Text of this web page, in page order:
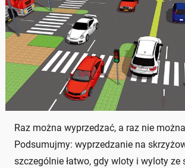
Raz można wyprzedzać, a raz nie
Podsumujmy: wyprzedzanie na
szczególnie łatwo, gdy wloty i wyloty ze